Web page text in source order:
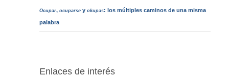
Ocupar,ocuparse yokupas: los múltiples caminos de una misma
palabra
Enlaces de interés